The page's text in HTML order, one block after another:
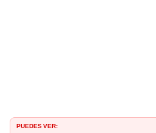
PUEDES VER: